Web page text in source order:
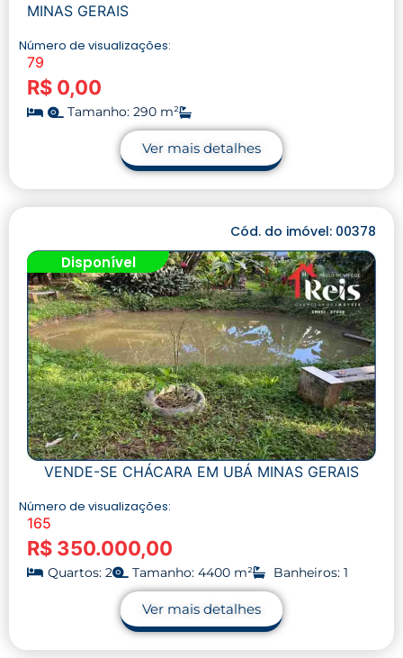
MINAS GERAIS
Número de visualizações:
79
R$ 0,00
Tamanho: 290 m²
Ver mais detalhes
Cód. do imóvel: 00378
Disponível
VENDE-SE CHÁCARA EM UBÁ MINAS GERAIS
Número de visualizações:
165
R$ 350.000,00
Quartos: 2 Tamanho: 4400 m² Banheiros: 1
Ver mais detalhes